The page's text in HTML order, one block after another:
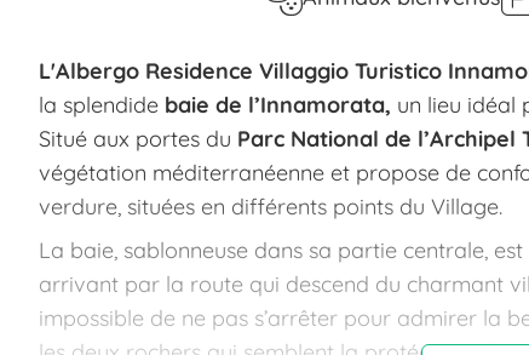
L'Albergo Residence Villaggio Turistico
la splendide baie de l’Innamorata, un lieu idéal
Situé aux portes du Parc National de l’Archipel
végétation méditerranéenne et propose de
verdure, situées en différents points du Village.
La baie, sablonneuse dans sa partie centrale,
arrivant par la route qui descend du charmant
impossible de ne pas s’arrêter pour admirer la